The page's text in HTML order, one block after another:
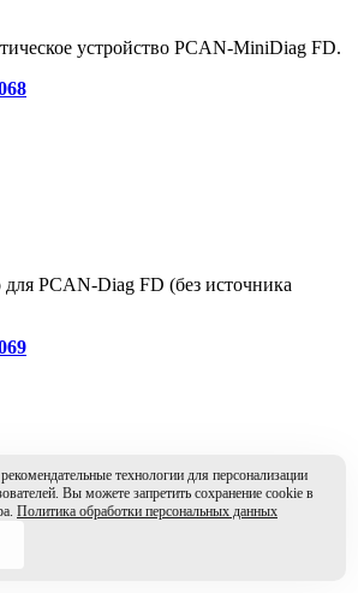
устройство PCAN-MiniDiag FD.
для PCAN-Diag FD (без источника
устройство PCAN-Diag FD с
ПО для W8.1/W10 (32/64Bit)
технологии для персонализации
Вы можете запретить сохранение cookie в
Политика обработки персональных данных